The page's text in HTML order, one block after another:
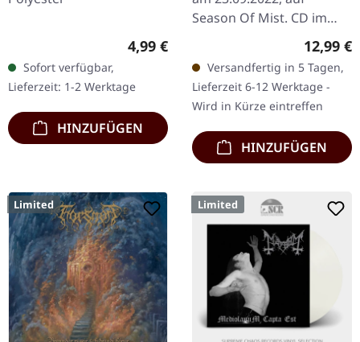
Regulärer Preis:
4,99 €
Sofort verfügbar,
Lieferzeit: 1-2 Werktage
HINZUFÜGEN
Season Of Mist. CD im
Deluxe-DigiPak mit 12-
seitigem Booklet. Aus den
Schatten der Unklarheit…
12,99 €
Versandfertig in 5 Tagen,
Lieferzeit 6-12 Werktage -
Wird in Kürze eintreffen
HINZUFÜGEN
Limited Limited